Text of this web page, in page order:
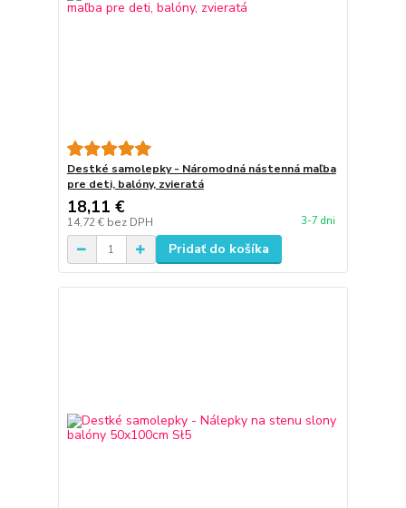
Destké samolepky - Náromodná nástenná maľba
pre deti, balóny, zvieratá
18,11 €
14,72 € bez DPH 3-7 dni
Pridať do košíka